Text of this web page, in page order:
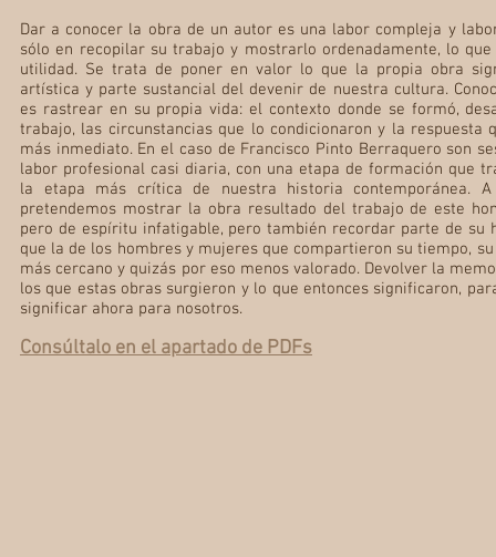
Dar a conocer la obra de un autor es una labor compleja y
sólo en recopilar su trabajo y mostrarlo ordenadamente, lo
utilidad. Se trata de poner en valor lo que la propia obra
artística y parte sustancial del devenir de nuestra cultura.
es rastrear en su propia vida: el contexto donde se formó,
trabajo, las circunstancias que lo condicionaron y la respuesta
más inmediato. En el caso de Francisco Pinto Berraquero son
labor profesional casi diaria, con una etapa de formación que
la etapa más crítica de nuestra historia contemporánea.
pretendemos mostrar la obra resultado del trabajo de este
pero de espíritu infatigable, pero también recordar parte de su
que la de los hombres y mujeres que compartieron su tiempo,
más cercano y quizás por eso menos valorado. Devolver la
los que estas obras surgieron y lo que entonces significaron,
significar ahora para nosotros.
Consúltalo en el apartado de PDFs